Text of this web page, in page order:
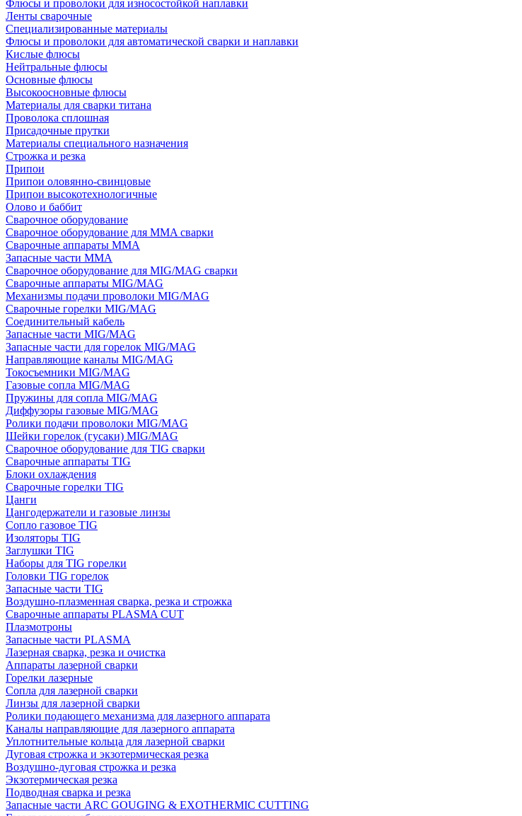
Флюсы и проволоки для износостойкой наплавки
Ленты сварочные
Специализированные материалы
Флюсы и проволоки для автоматической сварки и наплавки
Кислые флюсы
Нейтральные флюсы
Основные флюсы
Высокоосновные флюсы
Материалы для сварки титана
Проволока сплошная
Присадочные прутки
Материалы специального назначения
Строжка и резка
Припои
Припои оловянно-свинцовые
Припои высокотехнологичные
Олово и баббит
Сварочное оборудование
Сварочное оборудование для MMA сварки
Сварочные аппараты MMA
Запасные части MMA
Сварочное оборудование для MIG/MAG сварки
Сварочные аппараты MIG/MAG
Механизмы подачи проволоки MIG/MAG
Сварочные горелки MIG/MAG
Соединительный кабель
Запасные части MIG/MAG
Запасные части для горелок MIG/MAG
Направляющие каналы MIG/MAG
Токосъемники MIG/MAG
Газовые сопла MIG/MAG
Пружины для сопла MIG/MAG
Диффузоры газовые MIG/MAG
Ролики подачи проволоки MIG/MAG
Шейки горелок (гусаки) MIG/MAG
Сварочное оборудование для TIG сварки
Сварочные аппараты TIG
Блоки охлаждения
Сварочные горелки TIG
Цанги
Цангодержатели и газовые линзы
Сопло газовое TIG
Изоляторы TIG
Заглушки TIG
Наборы для TIG горелки
Головки TIG горелок
Запасные части TIG
Воздушно-плазменная сварка, резка и строжка
Сварочные аппараты PLASMA CUT
Плазмотроны
Запасные части PLASMA
Лазерная сварка, резка и очистка
Аппараты лазерной сварки
Горелки лазерные
Сопла для лазерной сварки
Линзы для лазерной сварки
Ролики подающего механизма для лазерного аппарата
Каналы направляющие для лазерного аппарата
Уплотнительные кольца для лазерной сварки
Дуговая строжка и экзотермическая резка
Воздушно-дуговая строжка и резка
Экзотермическая резка
Подводная сварка и резка
Запасные части ARC GOUGING & EXOTHERMIC CUTTING